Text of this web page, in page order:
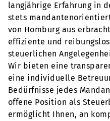
langjährige Erfahrung in
stets
von Homburg aus
effiziente und
steuerlichen
Wir bieten eine
eine individuelle
Bedürfnisse jedes
offene Position als
ermöglicht Ihnen, an